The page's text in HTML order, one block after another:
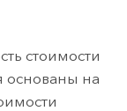
стоимости
на